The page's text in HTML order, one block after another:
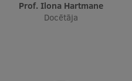
Prof. Ilona Hartmane
Docētāja